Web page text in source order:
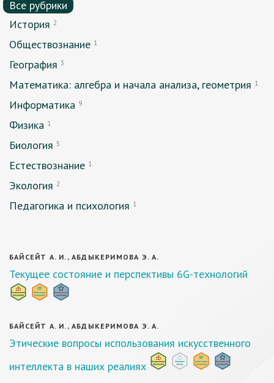
Все рубрики
История 2
Обществознание 1
География 3
Математика: алгебра и начала анализа, геометрия 1
Информатика 9
Физика 1
Биология 5
Естествознание 1
Экология 2
Педагогика и психология 1
БАЙСЕЙТ А. И., АБДЫКЕРИМОВА Э. А.
Текущее состояние и перспективы 6G-технологий
БАЙСЕЙТ А. И., АБДЫКЕРИМОВА Э. А.
Этические вопросы использования искусственного
интеллекта в наших реалиях